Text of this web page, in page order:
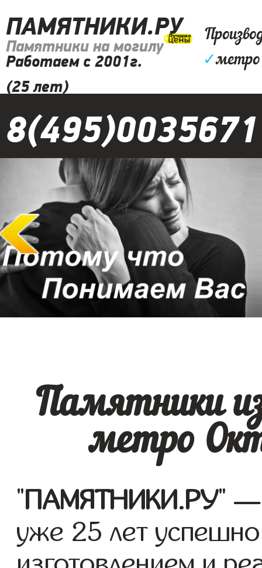
ПАМЯТНИКИ.РУ
Памятники на могилу
Работаем с 2001г.
(25 лет)
✓метро
8(495)0035671
Памятники
метро
"ПАМЯТНИКИ.РУ" —
уже 25 лет